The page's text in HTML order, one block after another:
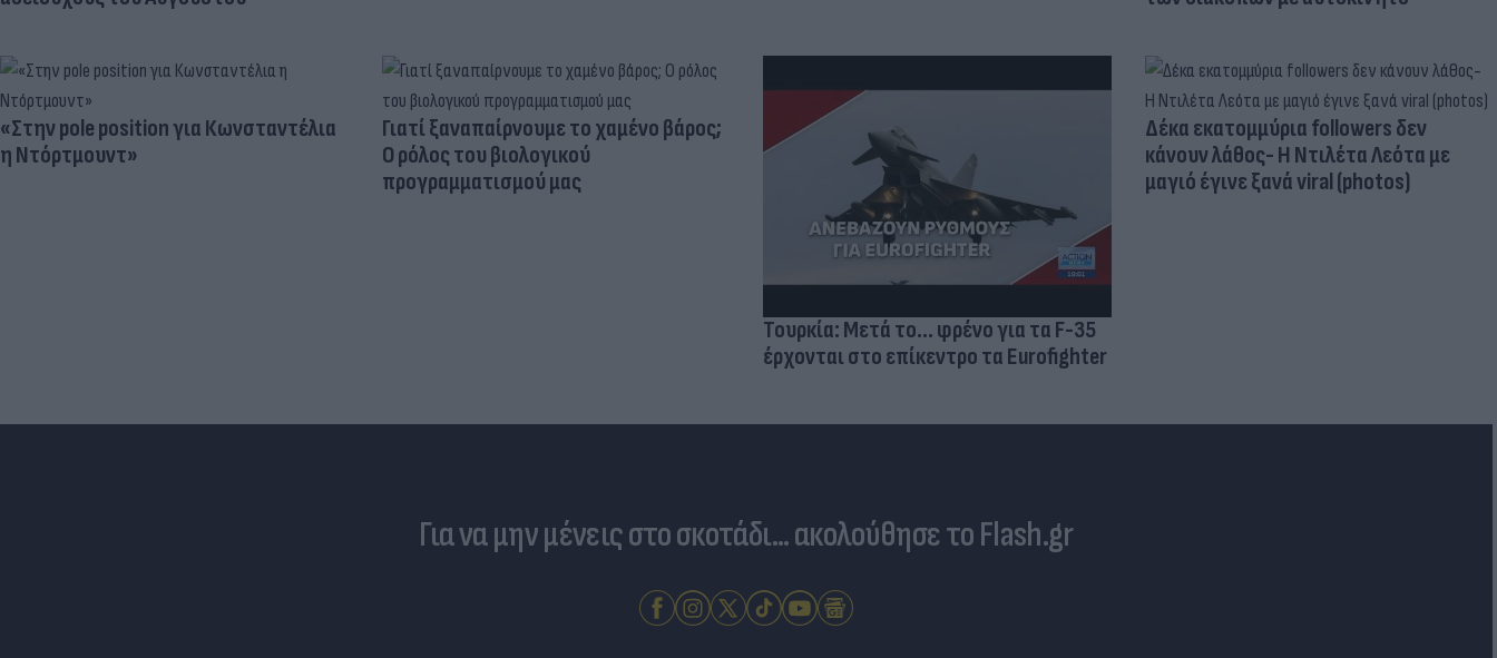
«Στην pole position για Κωνσταντέλια
η Ντόρτμουντ»
Γιατί ξαναπαίρνουμε το χαμένο βάρος;
Ο ρόλος του βιολογικού
προγραμματισμού μας
Τουρκία: Μετά το... φρένο για τα F-35
έρχονται στο επίκεντρο τα Eurofighter
Δέκα εκατομμύρια followers δεν
κάνουν λάθος- Η Ντιλέτα Λεότα με
μαγιό έγινε ξανά viral (photos)
Για να μην μένεις στο σκοτάδι... ακολούθησε το Flash.gr